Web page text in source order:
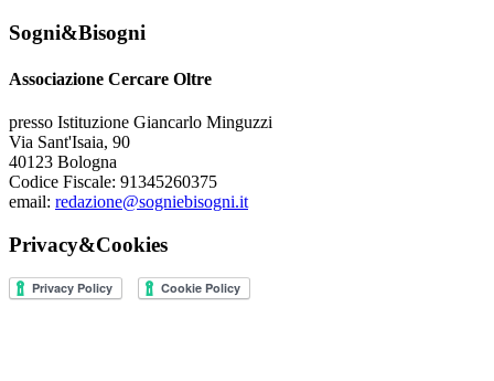
Sogni&Bisogni
Associazione Cercare Oltre
presso Istituzione Giancarlo Minguzzi
Via Sant'Isaia, 90
40123 Bologna
Codice Fiscale: 91345260375
email: redazione@sogniebisogni.it
Privacy&Cookies